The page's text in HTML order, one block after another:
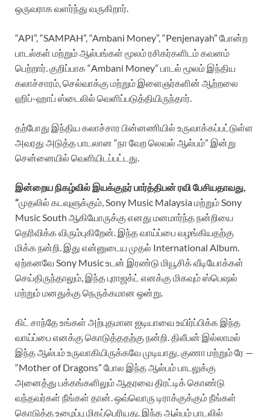
ஒருவராக வளர்ந்து வருகிறார்.
“API”, “SAMPAH”, “Ambani Money”, “Penjenayah” போன்ற
பாடல்கள் மற்றும் ஆல்பங்கள் மூலம் ரசிகர்களிடம் கவனம்
பெற்றார். குறிப்பாக “Ambani Money” பாடல் மூலம் இந்திய
கலாச்சாரம், செல்வாக்கு மற்றும் இளைஞர்களின் ஆற்றலை
ஹிப்-ஹாப் ஸ்டைலில் வெளிப்படுத்தியிருந்தார்.
தற்போது இந்திய கலாச்சார பின்னணியில் உருவாக்கப்பட்டுள்ள
அவரது அடுத்த பாடலான “நா வேற லெவல் ஆல்பம்” இன்று
சென்னையில் வெளியிடப்பட்டது.
இன்றைய நிகழ்வில் இயக்குநர் பார்த்திபன் ரவி பேசியதாவது,
“முதலில் கடவுளுக்கும், Sony Music Malaysia மற்றும் Sony
Music South ஆகியோருக்கு எனது மனமார்ந்த நன்றியை
தெரிவிக்க விரும்புகிறேன். இந்த வாய்ப்பை வழங்கியதற்கு
மிக்க நன்றி. இது என்னுடைய முதல் International Album.
ஏற்கனவே Sony Music உடன் இரண்டு மியூசிக் வீடியோக்கள்
செய்திருந்தாலும், இந்த புராஜக்ட் எனக்கு மிகவும் ஸ்பெஷல்
மற்றும் மனதுக்கு நெருக்கமான ஒன்று.
கிட் சாந்தே உங்கள் அற்புதமான ஐடியாவை உயிர்ப்பிக்க இந்த
வாய்ப்பை எனக்கு கொடுத்ததற்கு நன்றி. திலீபன் இல்லாமல்
இந்த ஆல்பம் உருவாகியிருக்கவே முடியாது. குணா மற்றும் ரே —
“Mother of Dragons” போல இந்த ஆல்பம் பாடலுக்கு
அனைத்து பக்கங்களிலும் ஆதரவை திரட்டிக் கொண்டு
வந்தவர்கள் நீங்கள் தான். ஒவ்வொரு டிராக்குக்கும் நீங்கள்
கொடுத்த உழைப்பு மிகப்பெரியது. இந்த ஆல்பம் பாடலில்